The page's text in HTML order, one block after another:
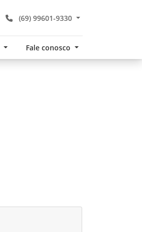
(69) 99601-9330
Fale conosco